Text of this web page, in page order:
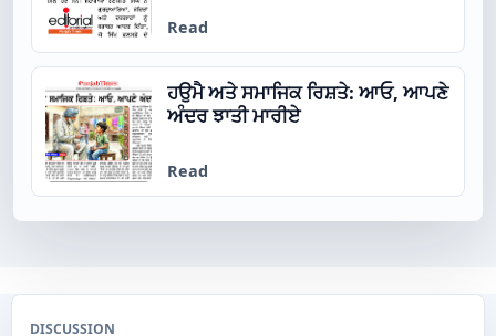
Read
ਹਉਮੈ ਅਤੇ ਸਮਾਜਿਕ ਰਿਸ਼ਤੇ: ਆਓ, ਆਪਣੇ
ਅੰਦਰ ਝਾਤੀ ਮਾਰੀਏ
Read
DISCUSSION